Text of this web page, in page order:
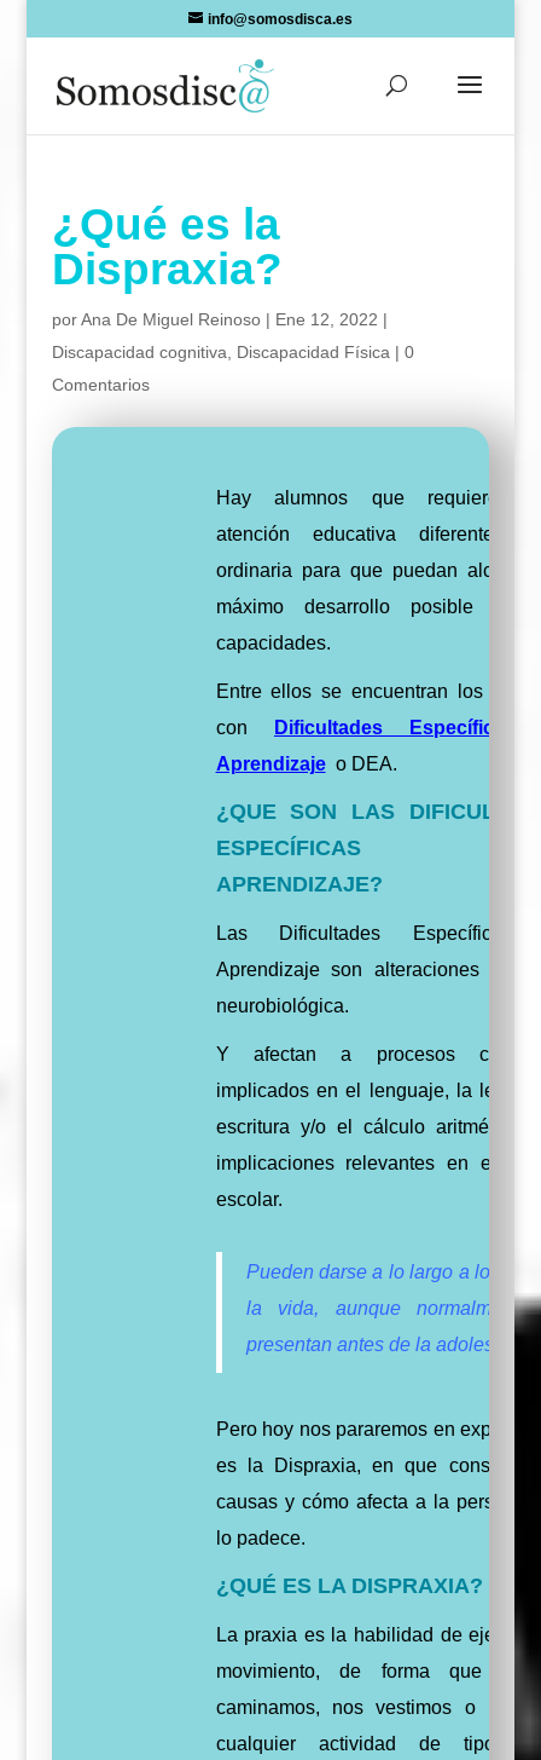
info@somosdisca.es
¿Qué es la
Dispraxia?
porAna De Miguel Reinoso| Ene 12, 2022 |
Discapacidad cognitiva
Discapacidad Física | 0
Comentarios
Hay alumnos que requieren
atención educativa diferente
ordinaria para que puedan
máximo desarrollo posible de
capacidades.
Entre ellos se encuentran los
con
Dificultades Específicas
Aprendizajeo DEA.
¿QUE SON LAS
ESPECÍFICAS
APRENDIZAJE?
Las Dificultades Específicas
Aprendizaje son alteraciones de
neurobiológica.
Y afectan a procesos
implicados en el lenguaje, la
escritura y/o el cálculo aritmético,
implicaciones relevantes en el
escolar.
Pueden darse a lo largo a lo
la vida, aunque normalmente
presentan antes de la
Pero hoy nos pararemos en explicar
es la Dispraxia, en que consiste,
causas y cómo afecta a la persona
lo padece.
¿QUÉ ES LA DISPRAXIA?
La praxia es la habilidad de
movimiento, de forma que
caminamos, nos vestimos o
cualquier actividad de tipo